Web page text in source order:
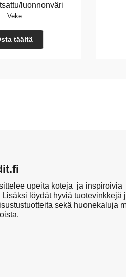
luonnonväri
Veke
täältä
upeita koteja ja inspiroivia
löydät hyviä tuotevinkkejä
sekä huonekaluja